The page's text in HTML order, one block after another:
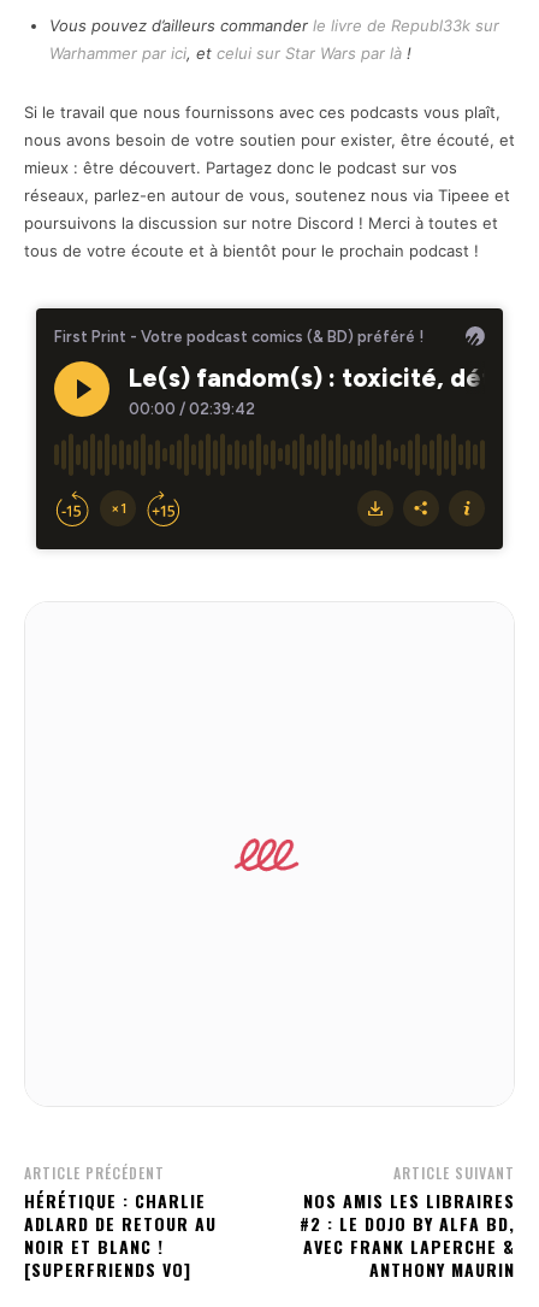
Vous pouvez d’ailleurs commander le livre de Republ33k sur
Warhammer par ici, et celui sur Star Wars par là !
Si le travail que nous fournissons avec ces podcasts vous plaît,
nous avons besoin de votre soutien pour exister, être écouté, et
mieux : être découvert. Partagez donc le podcast sur vos
réseaux, parlez-en autour de vous, soutenez nous via Tipeee et
poursuivons la discussion sur notre Discord ! Merci à toutes et
tous de votre écoute et à bientôt pour le prochain podcast !
ARTICLE PRÉCÉDENT
HÉRÉTIQUE : CHARLIE
ADLARD DE RETOUR AU
NOIR ET BLANC !
[SUPERFRIENDS VO]
ARTICLE SUIVANT
NOS AMIS LES LIBRAIRES
#2 : LE DOJO BY ALFA BD,
AVEC FRANK LAPERCHE &
ANTHONY MAURIN